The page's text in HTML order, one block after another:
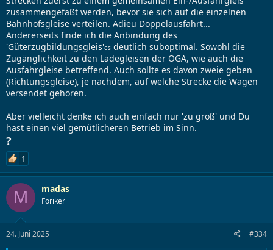
zusammengefaßt werden, bevor sie sich auf die einzelnen
Bahnhofsgleise verteilen. Adieu Doppelausfahrt...
Andererseits finde ich die Anbindung des
'Güterzugbildungsgleis'es deutlich suboptimal. Sowohl die
Zugänglichkeit zu den Ladegleisen der OGA, wie auch die
Ausfahrgleise betreffend. Auch sollte es davon zweie geben
(Richtungsgleise), je nachdem, auf welche Strecke die Wagen
versendet gehören.
Aber vielleicht denke ich auch einfach nur 'zu groß' und Du
hast einen viel gemütlicheren Betrieb im Sinn.
?
1
M madas
Foriker
24. Juni 2025 #334